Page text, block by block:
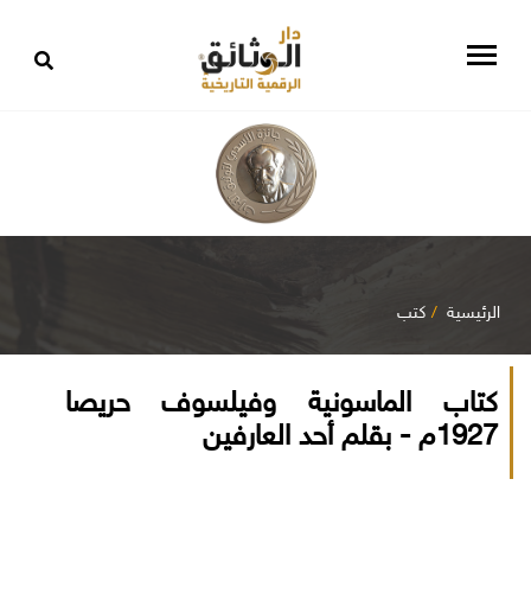
الرئيسية كتب
كتاب الماسونية وفيلسوف حريصا
1927م - بقلم أحد العارفين